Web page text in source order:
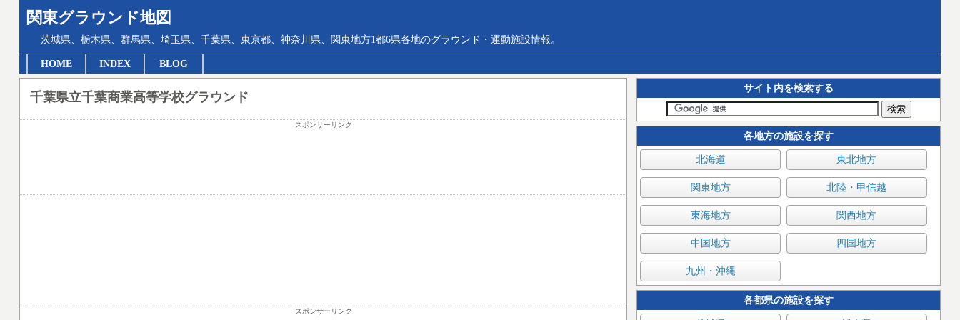
関東グラウンド地図
茨城県、栃木県、群馬県、埼玉県、千葉県、東京都、神奈川県、関東地方1都6県各地のグラウンド・運動施設情報。
HOME INDEX BLOG
サイト内を検索する
各地方の施設を探す
北海道 東北地方
関東地方 北陸・甲信越
東海地方 関西地方
中国地方 四国地方
九州・沖縄
各都県の施設を探す
千葉県立千葉商業高等学校グラウンド
スポンサーリンク
スポンサーリンク